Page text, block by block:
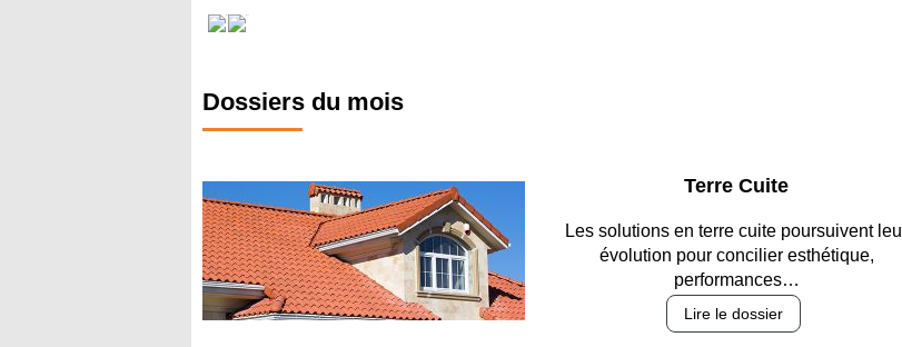
Dossiers du mois
Parking et garages
Entre circulation, sécurisation des accès,
des revêtements et intégration…
Lire le dossier